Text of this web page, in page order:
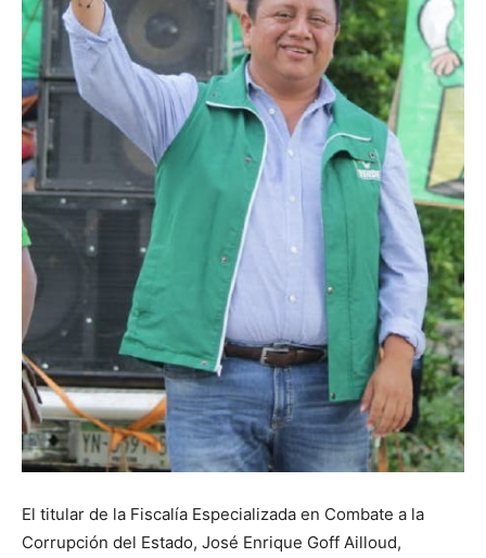
El titular de la Fiscalía Especializada en Combate a la
Corrupción del Estado, José Enrique Goff Ailloud,